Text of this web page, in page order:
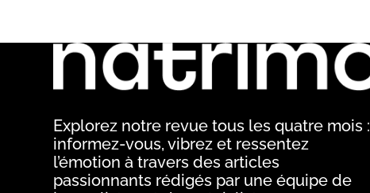
Explorez notre revue tous les quatre mois :
informez-vous, vibrez et ressentez
l’émotion à travers des articles
passionnants rédigés par une équipe de